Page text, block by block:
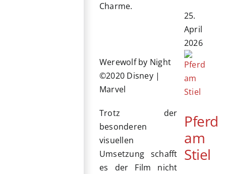
Charme.
Werewolf by Night
©2020 Disney |
Marvel
Trotz der
besonderen
visuellen
Umsetzung schafft
es der Film nicht
25.
April
2026
Pferd
am
Stiel